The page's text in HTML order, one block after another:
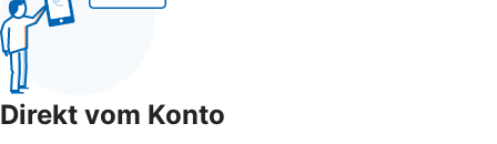
Direkt vom Konto